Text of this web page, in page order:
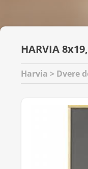
HARVIA
Harvia > Dvere